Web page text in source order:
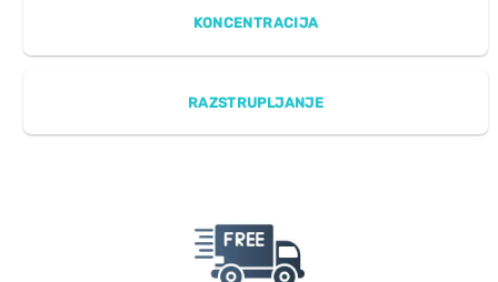
KONCENTRACIJA
RAZSTRUPLJANJE